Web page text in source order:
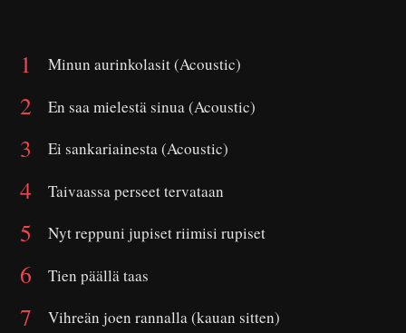
Minun aurinkolasit (Acoustic)
En saa mielestä sinua (Acoustic)
Ei sankariainesta (Acoustic)
Taivaassa perseet tervataan
Nyt reppuni jupiset riimisi rupiset
Tien päällä taas
Vihreän joen rannalla (kauan sitten)